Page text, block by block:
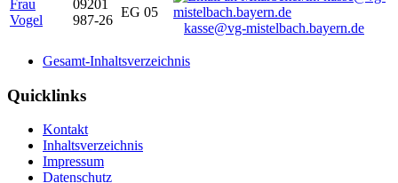
Frau
Vogel
09201
987-26
EG 05
kasse@vg-mistelbach.bayern.de
Gesamt-Inhaltsverzeichnis
Quicklinks
Kontakt
Inhaltsverzeichnis
Impressum
Datenschutz